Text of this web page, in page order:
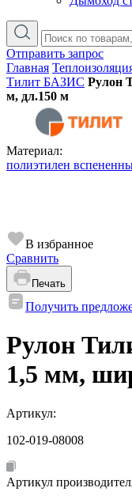
Отправить запрос
Главная
Тилит БАЗИС Рулон
м, дл.150 м
Материал:
полиэтилен
В избранное
Сравнить
Печать
Получить
Рулон
1,5 мм,
Артикул:
102-019-08008
Артикул